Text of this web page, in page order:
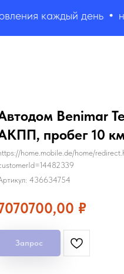
каждый день
Benimar
пробег 10
home.mobile.de/home/
436634754
₽
Запрос